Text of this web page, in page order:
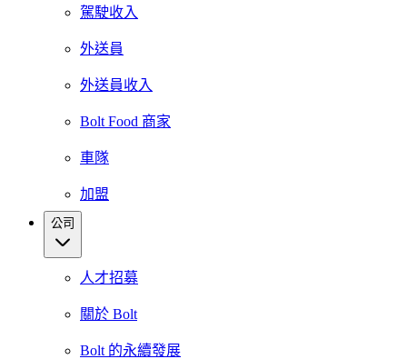
駕駛收入
外送員
外送員收入
Bolt Food 商家
車隊
加盟
公司
人才招募
關於 Bolt
Bolt 的永續發展